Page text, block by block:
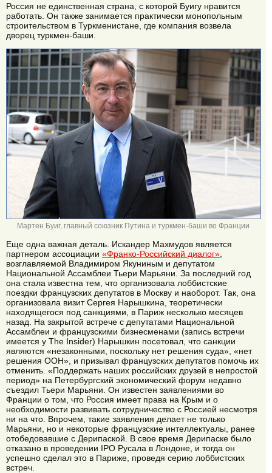
Россия не единственная страна, с которой Буигу нравится
работать. Он также занимается практически монопольным
строительством в Туркменистане, где компания возвела
дворец туркмен-баши.
Мартен Буиг, главный союзник Путина и туркмен-баши во Франции
Еще одна важная деталь. Искандер Махмудов является
партнером ассоциации «Франко-Российский диалог»
возглавляемой Владимиром Якуниным и депутатом
Национальной Ассамблеи Тьери Марьяни. За последний год
она стала известна тем, что организовала лоббистские
поездки французских депутатов в Москву и наоборот. Так, она
организовала визит Сергея Нарышкина, теоретически
находящегося под санкциями, в Париж несколько месяцев
назад. На закрытой встрече с депутатами Национальной
Ассамблеи и французскими бизнесменами (запись встречи
имеется у The Insider) Нарышкин посетовал, что санкции
являются «незаконными, поскольку нет решения суда», «нет
решения ООН», и призывал французских депутатов помочь их
отменить. «Поддержать наших российских друзей в непростой
период» на Петербургский экономический форум недавно
съездил Тьери Марьяни. Он известен заявлениями во
Франции о том, что Россия имеет права на Крым и о
необходимости развивать сотрудничество с Россией несмотря
ни на что. Впрочем, такие заявления делает не только
Марьяни, но и некоторые французские интеллектуалы, ранее
отобедовавшие с Дерипаской. В свое время Дерипаске было
отказано в проведении IPO Русала в Лондоне, и тогда он
успешно сделал это в Париже, проведя серию лоббистских
встреч.